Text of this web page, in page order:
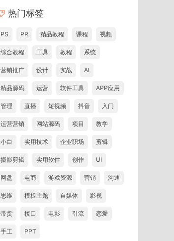
热门标签
PS PR 精品教程 课程 视频
综合教程 工具 教程 系统
营销推广 设计 实战 AI
精品源码 运营 软件工具 APP应用
管理 直播 短视频 抖音 入门
运营营销 网站源码 项目 教学
小白 实用技术 企业职场 剪辑
摄影剪辑 实用软件 创作 UI
网盘 电商 游戏资源 营销 沟通
思维 模板主题 自媒体 影视
带货 接口 电影 引流 恋爱
手工 PPT